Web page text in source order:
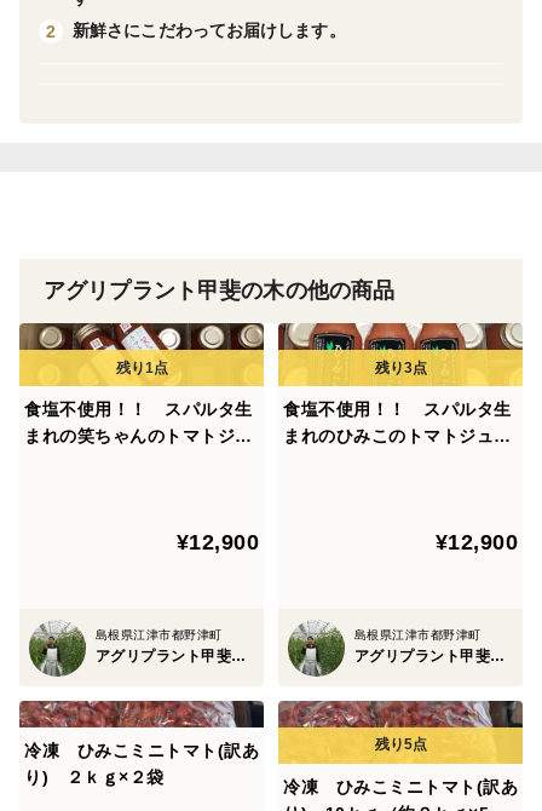
名称…トマトピューレ―
販売者…江津コンクリート工業株式会社
島根県江津市都野津町２３０７－３１
TEL 0855-53-0788
製造者…(福)進和学園
しんわルネッサンス食品加工場
2
新鮮さにこだわってお届けします。
アグリプラント甲斐の木の他の商品
食塩不使用！！ スパルタ生
まれの笑ちゃんのトマトジュ
¥12,900
島根県江津市都野津町
アグリプラント甲斐の木
食塩不使用！！ スパルタ生
まれのひみこのトマトジュー
¥12,900
島根県江津市都野津町
アグリプラント甲斐の木
冷凍 ひみこミニトマト(訳あ
り) ２ｋｇ×２袋
冷凍 ひみこミニトマト(訳あ